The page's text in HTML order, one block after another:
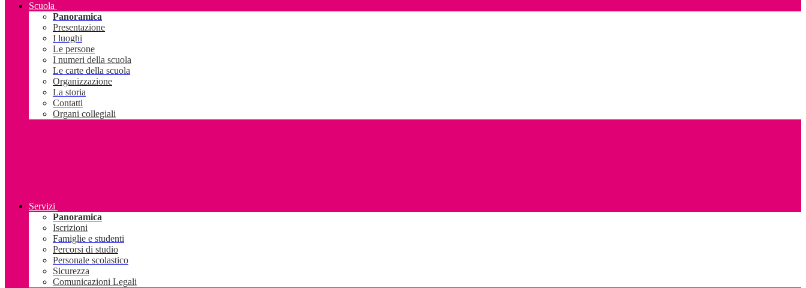
Scuola
Panoramica
Presentazione
I luoghi
Le persone
I numeri della scuola
Le carte della scuola
Organizzazione
La storia
Contatti
Organi collegiali
Servizi
Panoramica
Iscrizioni
Famiglie e studenti
Percorsi di studio
Personale scolastico
Sicurezza
Comunicazioni Legali